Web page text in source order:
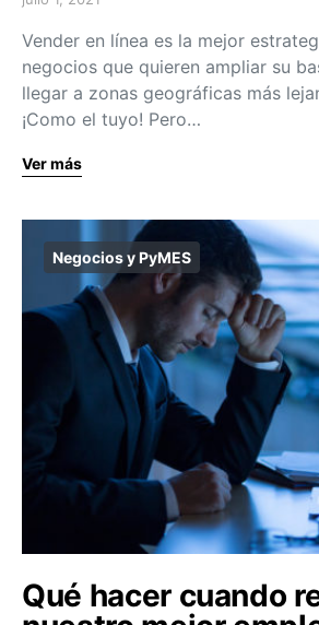
Vender en línea es la mejor
negocios que quieren ampliar su
llegar a zonas geográficas más
¡Como el tuyo! Pero…
Ver más
Negocios y PyMES
Qué hacer cuando